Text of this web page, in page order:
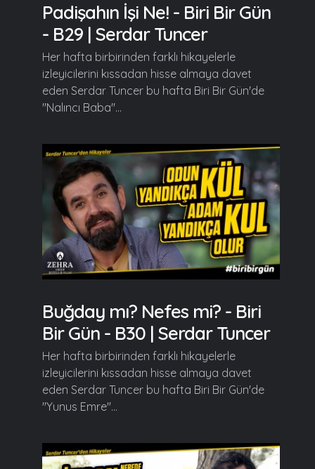
Padişahın İşi Ne! - Biri Bir Gün
- B29 | Serdar Tuncer
Her hafta birbirinden farklı hikayelerle
izleyicilerini kıssadan hisse almaya davet
eden Serdar Tuncer bu hafta Biri Bir Gün'de
"Nalıncı Baba"...
Buğday mı? Nefes mi? - Biri
Bir Gün - B30 | Serdar Tuncer
Her hafta birbirinden farklı hikayelerle
izleyicilerini kıssadan hisse almaya davet
eden Serdar Tuncer bu hafta Biri Bir Gün'de
"Yunus Emre"...